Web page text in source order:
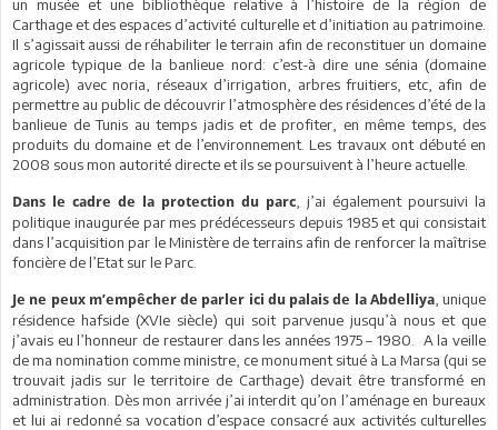
un musée et une bibliothèque relative à l’histoire de la région de
Carthage et des espaces d’activité culturelle et d’initiation au patrimoine.
Il s’agissait aussi de réhabiliter le terrain afin de reconstituer un domaine
agricole typique de la banlieue nord: c’est-à dire une sénia (domaine
agricole) avec noria, réseaux d’irrigation, arbres fruitiers, etc, afin de
permettre au public de découvrir l’atmosphère des résidences d’été de la
banlieue de Tunis au temps jadis et de profiter, en même temps, des
produits du domaine et de l’environnement. Les travaux ont débuté en
2008 sous mon autorité directe et ils se poursuivent à l’heure actuelle.
Dans le cadre de la protection du parc , j’ai également poursuivi la
politique inaugurée par mes prédécesseurs depuis 1985 et qui consistait
dans l’acquisition par le Ministère de terrains afin de renforcer la maîtrise
foncière de l’Etat sur le Parc.
Je ne peux m’empêcher de parler ici du palais de la Abdelliya, unique
résidence hafside (XVIe siècle) qui soit parvenue jusqu’à nous et que
j’avais eu l’honneur de restaurer dans les années 1975 – 1980. A la veille
de ma nomination comme ministre, ce monument situé à La Marsa (qui se
trouvait jadis sur le territoire de Carthage) devait être transformé en
administration. Dès mon arrivée j’ai interdit qu’on l’aménage en bureaux
et lui ai redonné sa vocation d’espace consacré aux activités culturelles